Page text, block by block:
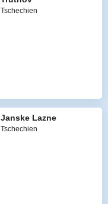
Tschechien
Janske Lazne
Tschechien